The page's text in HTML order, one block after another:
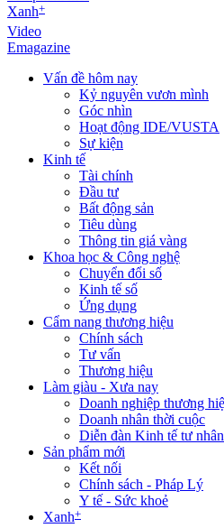
Xanh+
Video
Emagazine
Vấn đề hôm nay
Kỷ nguyên vươn mình
Góc nhìn
Hoạt động IDE/VUSTA
Sự kiện
Kinh tế
Tài chính
Đầu tư
Bất động sản
Tiêu dùng
Thông tin giá vàng
Khoa học & Công nghệ
Chuyển đổi số
Kinh tế số
Ứng dụng
Cẩm nang thương hiệu
Chính sách
Tư vấn
Thương hiệu
Làm giàu - Xưa nay
Doanh nghiệp thương
Doanh nhân thời cuộc
Diễn đàn Kinh tế tư nhân
Sản phẩm mới
Kết nối
Chính sách - Pháp Lý
Y tế - Sức khoẻ
Xanh+